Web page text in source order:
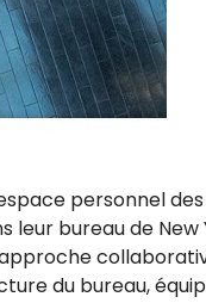
personnel
bureau de New
du bureau,